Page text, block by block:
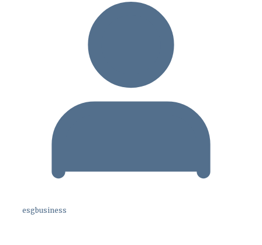
esgbusiness